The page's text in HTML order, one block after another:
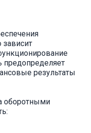
предопределяет
результаты
оборотными